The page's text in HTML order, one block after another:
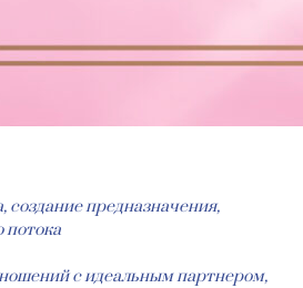
создание предназначения,
потока
с идеальным партнером,